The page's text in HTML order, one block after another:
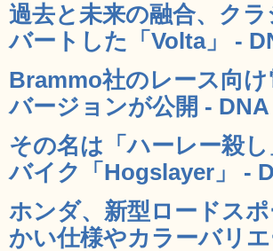
過去と未来の融合、ク
バートした「Volta」 -
Brammo社のレース向
バージョンが公開 - DNA
その名は「ハーレー殺
バイク「Hogslayer」 -
ホンダ、新型ロードス
かい仕様やカラーバリ